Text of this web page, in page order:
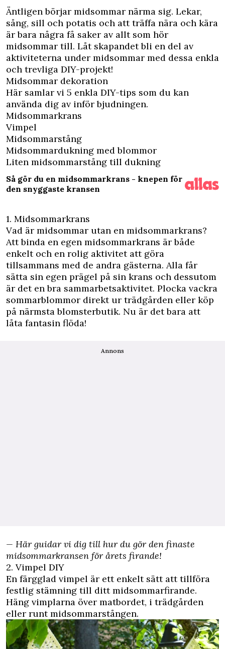
Äntligen börjar midsommar närma sig. Lekar,
sång, sill och potatis och att träffa nära och kära
är bara några få saker av allt som hör
midsommar till. Låt skapandet bli en del av
aktiviteterna under midsommar med dessa enkla
och trevliga DIY-projekt!
Midsommar dekoration
Här samlar vi 5 enkla DIY-tips som du kan
använda dig av inför bjudningen.
Midsommarkrans
Vimpel
Midsommarstång
Midsommardukning med blommor
Liten midsommarstång till dukning
Så gör du en midsommarkrans - knepen för
den snyggaste kransen
1. Midsommarkrans
Vad är midsommar utan en midsommarkrans?
Att binda en egen midsommarkrans är både
enkelt och en rolig aktivitet att göra
tillsammans med de andra gästerna. Alla får
sätta sin egen prägel på sin krans och dessutom
är det en bra sammarbetsaktivitet. Plocka vackra
sommarblommor direkt ur trädgården eller köp
på närmsta blomsterbutik. Nu är det bara att
låta fantasin flöda!
Annons
— Här guidar vi dig till hur du gör den finaste
midsommarkransen för årets firande!
2. Vimpel DIY
En färgglad vimpel är ett enkelt sätt att tillföra
festlig stämning till ditt midsommarfirande.
Häng vimplarna över matbordet, i trädgården
eller runt midsommarstången.